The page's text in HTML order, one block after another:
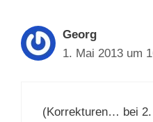
Georg
1. Mai 2013 um
(Korrekturen… bei